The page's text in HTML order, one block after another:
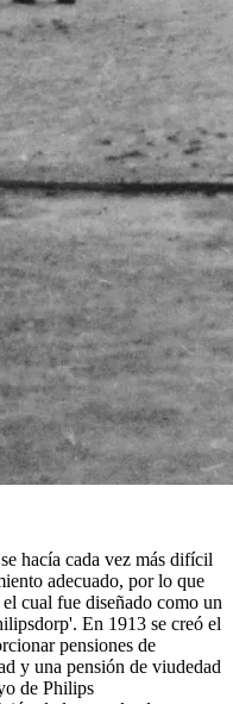
hacía cada vez más difícil
adecuado, por lo que
cual fue diseñado como un
En 1913 se creó el
pensiones de
y una pensión de viudedad
de Philips